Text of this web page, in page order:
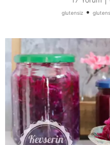
glutensiz•